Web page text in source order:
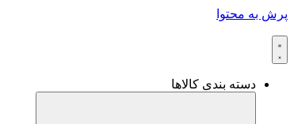
پرش به محتوا
دسته بندی کالاها